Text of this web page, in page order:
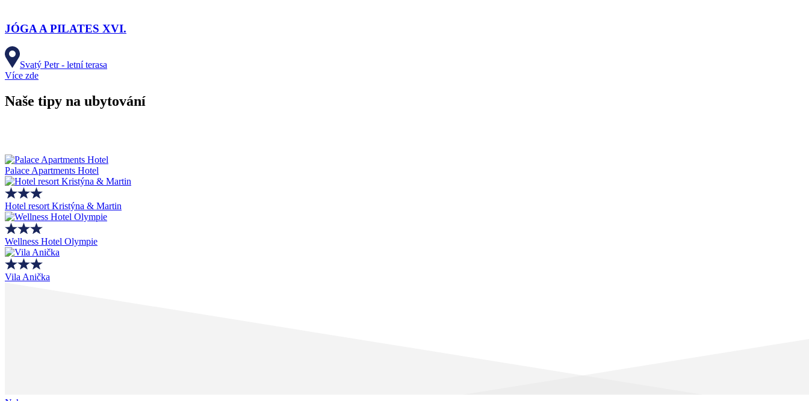
JÓGA A PILATES XVI.
Svatý Petr - letní terasa
Více zde
Naše tipy na ubytování
Palace Apartments Hotel
Hotel resort Kristýna & Martin
Wellness Hotel Olympie
Vila Anička